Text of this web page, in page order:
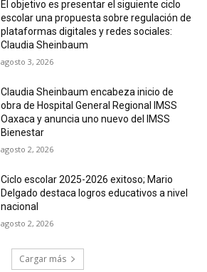
El objetivo es presentar el siguiente ciclo
escolar una propuesta sobre regulación de
plataformas digitales y redes sociales:
Claudia Sheinbaum
agosto 3, 2026
Claudia Sheinbaum encabeza inicio de
obra de Hospital General Regional IMSS
Oaxaca y anuncia uno nuevo del IMSS
Bienestar
agosto 2, 2026
Ciclo escolar 2025-2026 exitoso; Mario
Delgado destaca logros educativos a nivel
nacional
agosto 2, 2026
Cargar más